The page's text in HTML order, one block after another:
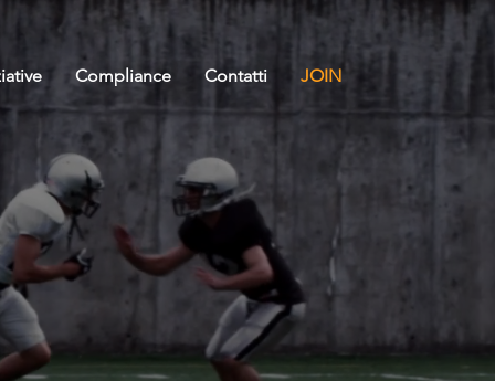
Compliance Contatti JOIN